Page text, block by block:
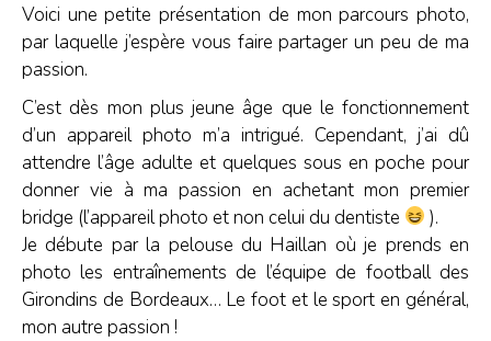
Voici une petite présentation de mon parcours photo,
par laquelle j’espère vous faire partager un peu de ma
passion.
C’est dès mon plus jeune âge que le fonctionnement
d’un appareil photo m’a intrigué. Cependant, j’ai dû
attendre l’âge adulte et quelques sous en poche pour
donner vie à ma passion en achetant mon premier
bridge (l’appareil photo et non celui du dentiste
).
Je débute par la pelouse du Haillan où je prends en
photo les entraînements de l’équipe de football des
Girondins de Bordeaux… Le foot et le sport en général,
mon autre passion !